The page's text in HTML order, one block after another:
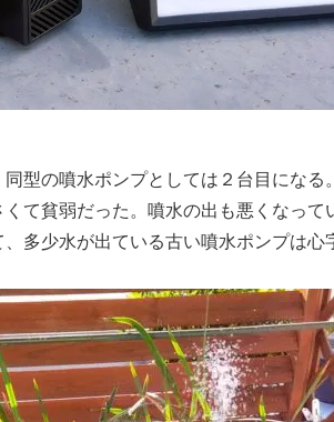
型の噴水ポンプとしては２台目になる。
て貧弱だった。噴水の出も悪くなって
多少水が出ている古い噴水ポンプは心